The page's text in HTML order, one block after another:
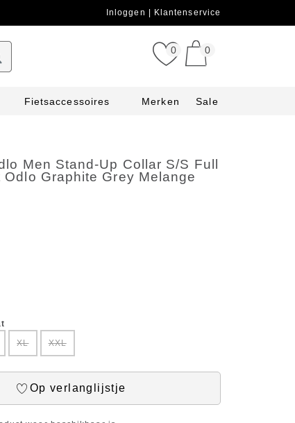
Inloggen Klantenservice
0 0
Fietsaccessoires Merken Sale
Men Stand-Up Collar S/S Full
Odlo Graphite Grey Melange
XL XXL
Op verlanglijstje